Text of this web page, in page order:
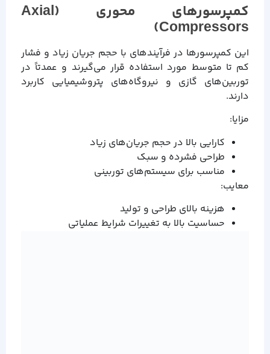
کمپرسورهای محوری (Axial
Compressors)
این کمپرسورها در فرآیندهای با حجم جریان زیاد و فشار
کم تا متوسط مورد استفاده قرار می‌گیرند و عمدتاً در
توربین‌های گازی و نیروگاه‌های پتروشیمیایی کاربرد
دارند.
مزایا:
کارایی بالا در حجم جریان‌های زیاد
طراحی فشرده و سبک
مناسب برای سیستم‌های توربینی
معایب:
هزینه بالای طراحی و تولید
حساسیت بالا به تغییرات شرایط عملیاتی